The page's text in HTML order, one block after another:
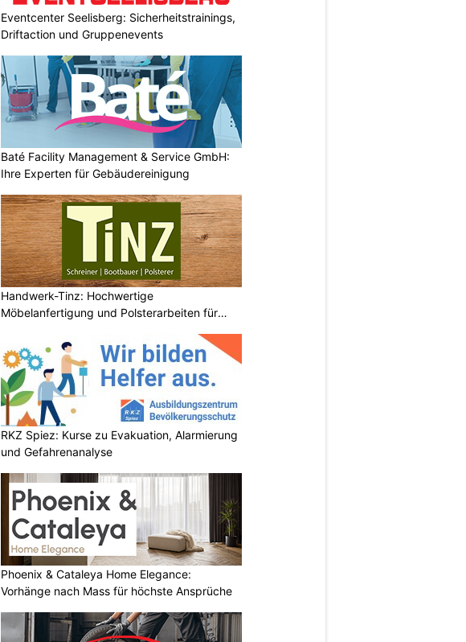
Eventcenter Seelisberg: Sicherheitstrainings,
Driftaction und Gruppenevents
Baté Facility Management & Service GmbH:
Ihre Experten für Gebäudereinigung
Handwerk-Tinz: Hochwertige
Möbelanfertigung und Polsterarbeiten für
RKZ Spiez: Kurse zu Evakuation, Alarmierung
und Gefahrenanalyse
Phoenix & Cataleya Home Elegance:
Vorhänge nach Mass für höchste Ansprüche